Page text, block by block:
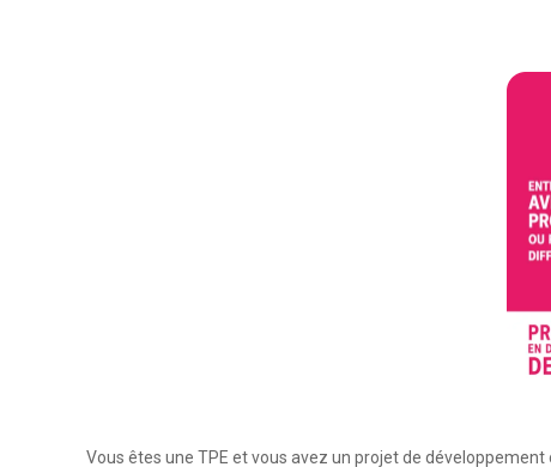
Vous êtes une TPE et vous avez un projet de